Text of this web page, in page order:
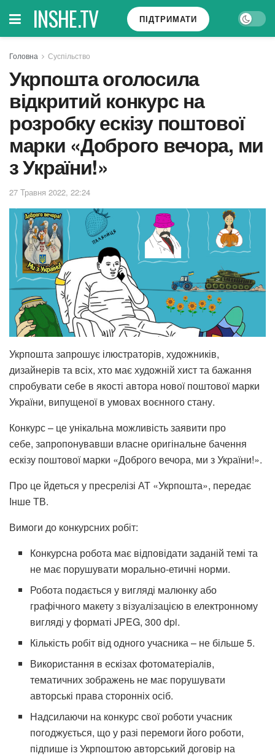
INSHE.TV ПІДТРИМАТИ
Головна Суспільство
Укрпошта оголосила
відкритий конкурс на
розробку ескізу поштової
марки «Доброго вечора, ми
з України!»
27 Травня 2022, 22:24
Укрпошта запрошує ілюстраторів, художників,
дизайнерів та всіх, хто має художній хист та бажання
спробувати себе в якості автора нової поштової марки
України, випущеної в умовах воєнного стану.
Конкурс – це унікальна можливість заявити про
себе, запропонувавши власне оригінальне бачення
ескізу поштової марки «Доброго вечора, ми з України!».
Про це йдеться у пресрелізі АТ «Укрпошта», передає
Інше ТВ.
Вимоги до конкурсних робіт:
Конкурсна робота має відповідати заданій темі та
не має порушувати морально-етичні норми.
Робота подається у вигляді малюнку або
графічного макету з візуалізацією в електронному
вигляді у форматі JPEG, 300 dpi.
Кількість робіт від одного учасника – не більше 5.
Використання в ескізах фотоматеріалів,
тематичних зображень не має порушувати
авторські права сторонніх осіб.
Надсилаючи на конкурс свої роботи учасник
погоджується, що у разі перемоги його роботи,
підпише із Укрпоштою авторський договір на